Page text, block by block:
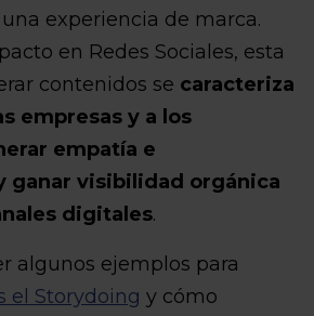
experiencia de marca.
en Redes Sociales, esta
contenidos se caracteriza
empresas y a los
empatía e
ganar visibilidad orgánica
digitales.
algunos ejemplos para
el Storydoing y cómo